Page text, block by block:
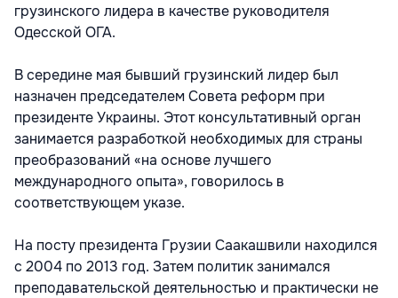
грузинского лидера в качестве руководителя
Одесской ОГА.
В середине мая бывший грузинский лидер был
назначен председателем Совета реформ при
президенте Украины. Этот консультативный орган
занимается разработкой необходимых для страны
преобразований «на основе лучшего
международного опыта», говорилось в
соответствующем указе.
На посту президента Грузии Саакашвили находился
с 2004 по 2013 год. Затем политик занимался
преподавательской деятельностью и практически не